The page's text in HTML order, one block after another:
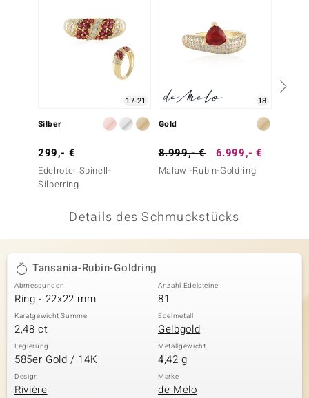
BY DE MELO
Classics
17-21
Silber
299,- €
Edelroter Spinell-
Silberring
18
Gold
8.999,- € 6.999,- €
Malawi-Rubin-Goldring
Details des Schmuckstücks
Tansania-Rubin-Goldring
Abmessungen
Ring - 22x22 mm
Anzahl Edelsteine
81
Karatgewicht Summe
2,48 ct
Edelmetall
Gelbgold
Legierung
585er Gold / 14K
Metallgewicht
4,42 g
Design
Rivière
Marke
de Melo